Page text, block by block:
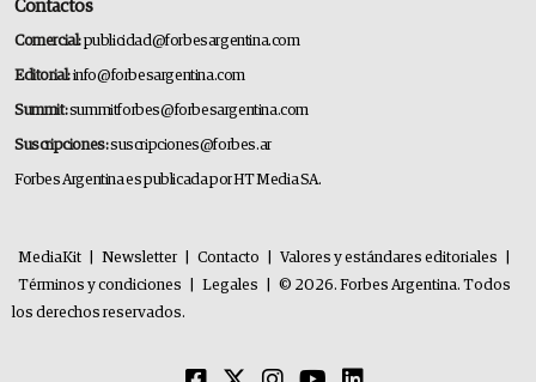
Contactos
Comercial:publicidad@forbesargentina.com
Editorial:info@forbesargentina.com
Summit:summitforbes@forbesargentina.com
Suscripciones:suscripciones@forbes.ar
Forbes Argentina es publicada por HT Media SA.
MediaKit Newsletter Contacto Valores y estándares editoriales
Términos y condiciones
Legales
© 2026. Forbes Argentina. Todos
los derechos reservados.